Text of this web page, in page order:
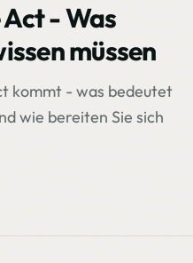
- Was
müssen
kommt - was bedeutet
wie bereiten Sie sich